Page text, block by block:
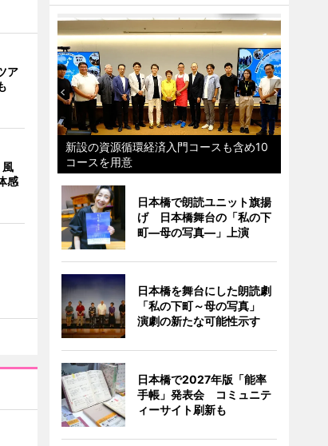
ア
感
新設の資源循環経済入門コースも含め10
コースを用意
日本橋で朗読ユニット旗揚
げ 日本橋舞台の「私の下
町―母の写真―」上演
日本橋を舞台にした朗読劇
「私の下町～母の写真」
演劇の新たな可能性示す
日本橋で2027年版「能率
手帳」発表会 コミュニテ
ィーサイト刷新も